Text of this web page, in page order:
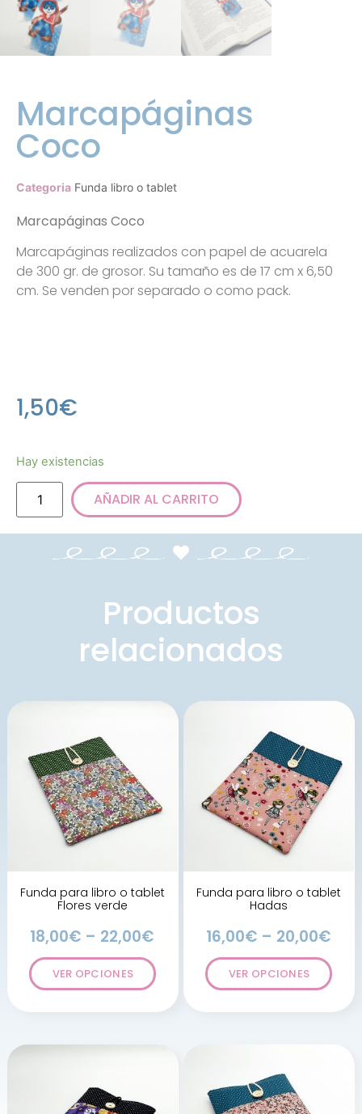
Marcapáginas
Coco
Categoria Funda libro o tablet
Marcapáginas Coco
Marcapáginas realizados con papel de acuarela
de 300 gr. de grosor. Su tamaño es de 17 cm x 6,50
cm. Se venden por separado o como pack.
1,50€
Hay existencias
AÑADIR AL CARRITO
Productos
relacionados
Funda para libro o tablet
Flores verde
18,00€ – 22,00€
VER OPCIONES
Funda para libro o tablet
Hadas
16,00€ – 20,00€
VER OPCIONES